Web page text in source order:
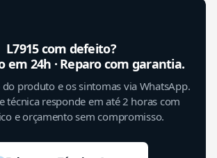
L7915 com defeito?
em 24h · Reparo com garantia.
do produto e os sintomas via WhatsApp.
técnica responde em até 2 horas com
e orçamento sem compromisso.